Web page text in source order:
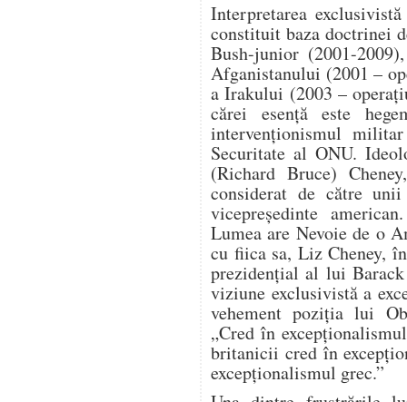
Interpretarea
constituit baza doctrinei
Bush-junior (2001-
Afganistanului (2001 –
a Irakului (2003 –
cărei esență este
intervenționismul
Securitate al ONU.
(Richard Bruce)
considerat de către
vicepreședinte
Lumea are Nevoie de o
cu fiica sa, Liz Cheney,
prezidențial al lui Barack
viziune exclusivistă a
vehement poziția lui
„Cred în
britanicii cred în
excepționalismul grec.”